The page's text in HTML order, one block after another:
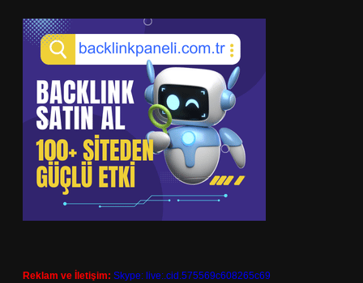
Reklam ve İletişim: Skype: live:.cid.575569c608265c69